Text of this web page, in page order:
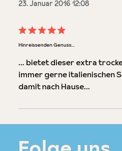
23. Januar 2016 12:08
Bewertung mit 5 von 5
Hinreissenden Genuss...
... bietet dieser extra
immer gerne italienischen
damit nach Hause...